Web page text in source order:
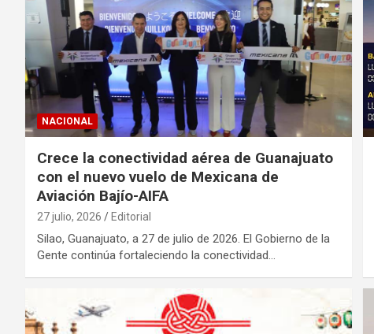
NACIONAL
Crece la conectividad aérea de Guanajuato
con el nuevo vuelo de Mexicana de
Aviación Bajío-AIFA
27 julio, 2026 Editorial
Silao, Guanajuato, a 27 de julio de 2026. El Gobierno de la
Gente continúa fortaleciendo la conectividad…